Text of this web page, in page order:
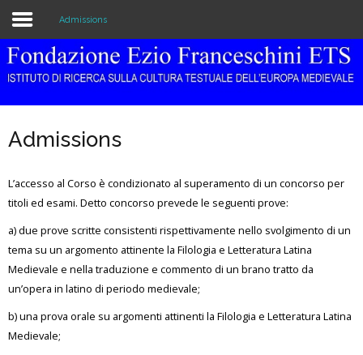
Home
Library & Archive
Research
Education
Events
Admissions
Admissions
L’accesso al Corso è condizionato al superamento di un concorso per
titoli ed esami. Detto concorso prevede le seguenti prove:
a) due prove scritte consistenti rispettivamente nello svolgimento di un
tema su un argomento attinente la Filologia e Letteratura Latina
Medievale e nella traduzione e commento di un brano tratto da
un’opera in latino di periodo medievale;
b) una prova orale su argomenti attinenti la Filologia e Letteratura Latina
Medievale;